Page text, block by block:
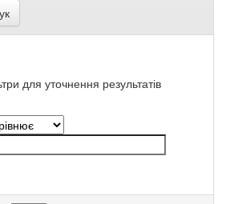
для уточнення результатів